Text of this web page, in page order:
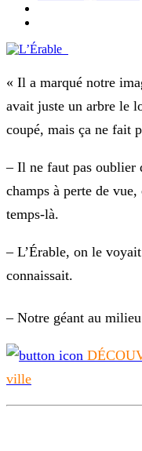
« Il a marqué notre
avait juste un arbre le
coupé, mais ça ne fait
– Il ne faut pas oublier
champs à perte de
temps-là.
– L’Érable, on le
connaissait.
– Notre géant au
ville